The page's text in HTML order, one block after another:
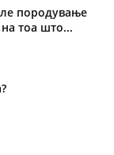
породување
тоа што...